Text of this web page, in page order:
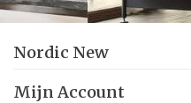
Nordic New
Mijn Account